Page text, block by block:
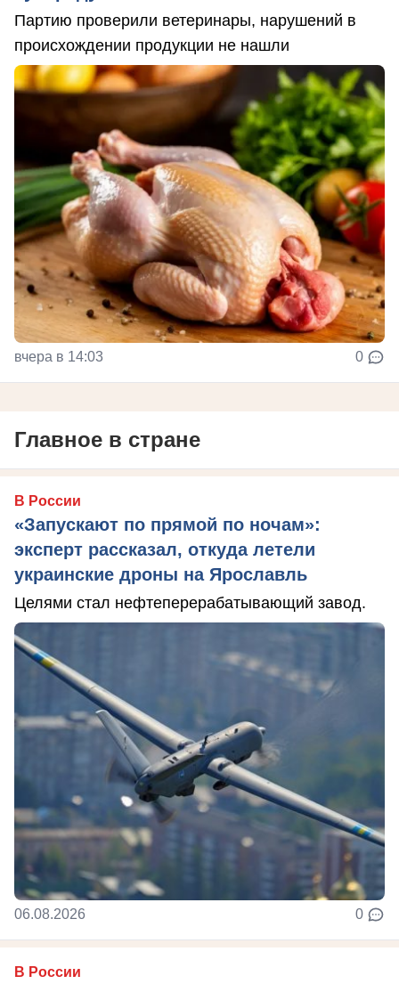
Партию проверили ветеринары, нарушений в
происхождении продукции не нашли
вчера в 14:03 0
Главное в стране
В России
«Запускают по прямой по ночам»:
эксперт рассказал, откуда летели
украинские дроны на Ярославль
Целями стал нефтеперерабатывающий завод.
06.08.2026 0
В России